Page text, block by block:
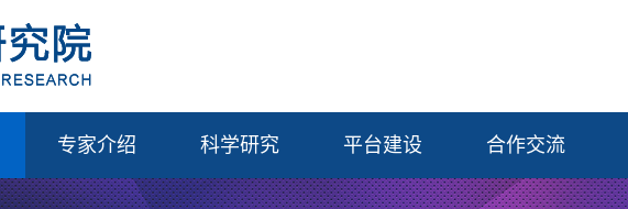
专家介绍 科学研究 平台建设 合作交流